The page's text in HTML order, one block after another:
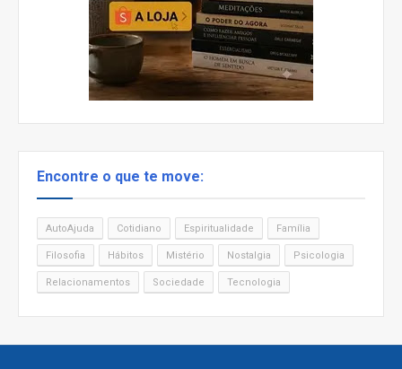
Encontre o que te move:
AutoAjuda Cotidiano Espiritualidade Família
Filosofia Hábitos Mistério Nostalgia Psicologia
Relacionamentos Sociedade Tecnologia